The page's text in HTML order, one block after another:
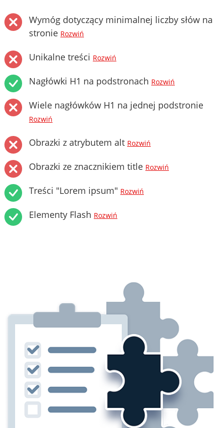
Wymóg dotyczący minimalnej liczby słów na
stronie Rozwiń
Unikalne treści Rozwiń
Nagłówki H1 na podstronach Rozwiń
Wiele nagłówków H1 na jednej podstronie
Rozwiń
Obrazki z atrybutem alt Rozwiń
Obrazki ze znacznikiem title Rozwiń
Treści "Lorem ipsum" Rozwiń
Elementy Flash Rozwiń